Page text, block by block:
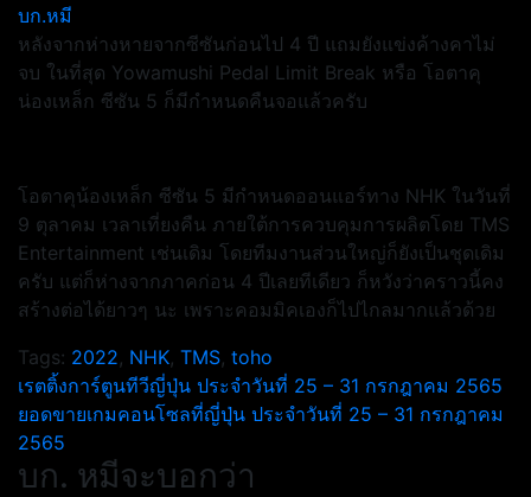
บก.หมี
หลังจากห่างหายจากซีซันก่อนไป 4 ปี แถมยังแข่งค้างคาไม่
จบ ในที่สุด Yowamushi Pedal Limit Break หรือ โอตาคุ
น่องเหล็ก ซีซัน 5 ก็มีกำหนดคืนจอแล้วครับ
โอตาคุน้องเหล็ก ซีซัน 5 มีกำหนดออนแอร์ทาง NHK ในวันที่
9 ตุลาคม เวลาเที่ยงคืน ภายใต้การควบคุมการผลิตโดย TMS
Entertainment เช่นเดิม โดยทีมงานส่วนใหญ่ก็ยังเป็นชุดเดิม
ครับ แต่ก็ห่างจากภาคก่อน 4 ปีเลยทีเดียว ก็หวังว่าคราวนี้คง
สร้างต่อได้ยาวๆ นะ เพราะคอมมิคเองก็ไปไกลมากแล้วด้วย
Tags: 2022, NHK, TMS, toho
แนะแนว
เรื่อง
เรตติ้งการ์ตูนทีวีญี่ปุ่น ประจำวันที่ 25 – 31 กรกฎาคม 2565
ยอดขายเกมคอนโซลที่ญี่ปุ่น ประจำวันที่ 25 – 31 กรกฎาคม
2565
บก. หมีจะบอกว่า